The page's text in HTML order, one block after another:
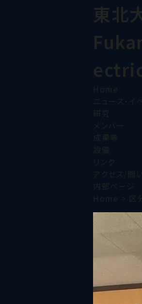
東北
Home
ニュース・イ
研究
メンバー
成果等
設備
リンク
アクセス/問
内部ページ
Home > 区